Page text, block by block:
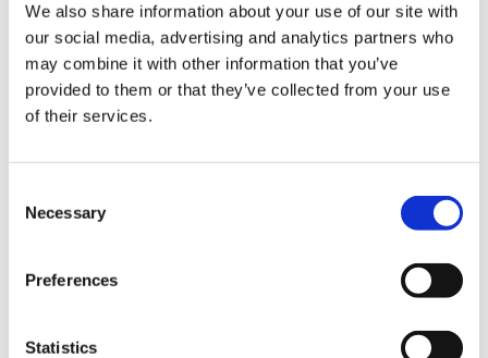
We also share information about your use of our site with
our social media, advertising and analytics partners who
may combine it with other information that you’ve
provided to them or that they’ve collected from your use
of their services.
Necessary
Preferences
Statistics
Nous vous proposons une
solution complète
Pour le nettoyage des clichés, nous vous recommandons
processus de nettoyage, nettoyer, rincer et sécher. Après
l’impression, les clichés sont placés sur le tapis roulant, qui les